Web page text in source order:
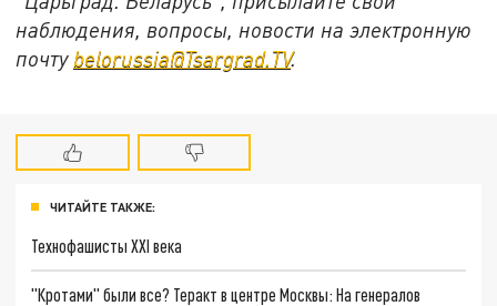
наблюдения, вопросы, новости на электронную
почту belorussia@Tsargrad.TV.
ЧИТАЙТЕ ТАКЖЕ:
Технофашисты XXI века
"Кротами" были все? Теракт в центре Москвы: На генералов